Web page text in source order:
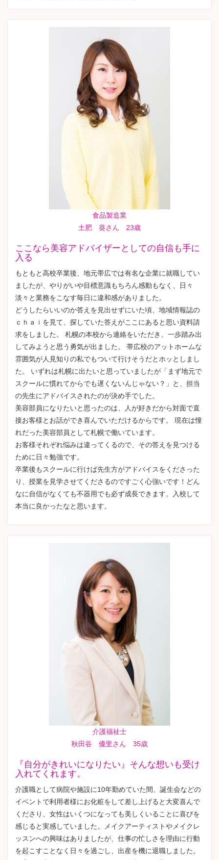
食品製造業
土肥 葵さん 23歳
ここなら美容アドバイザーとしての自信も手に
入る
もともと高校卒業後、地元帯広では有名な企業に就職してい
ましたが、やりがいや目標意識もちろん感動もなく、日々
淡々と業務をこなす毎日に違和感がありました。
どうしたらいいのか答えを見出せずにいた頃、地域情報誌の
ｃｈａｉを見て、探していた答えがここにあると思い資料請
求をしました。 札幌の本校から連絡をいただき、一歩踏み出
してみようと思う勇気が出ました。 帯広校のアットホームな
雰囲気が人見知りの私でもついて行けそうだとホッとしまし
た。 いずれは札幌に出たいと思っていましたが「まず地元で
スクールに慣れてからでも遅くないんじゃない？」と、担当
の先生にアドバイスされたのが決め手でした。
美容部員になりたいと思ったのは、人が好きだから対面で直
接お客様とお話ができ喜んでいただけるからです。 現在は憧
れだった美容部員として札幌で働いています。
お客様それぞれ悩みは違ってくるので、その答えを見つける
ために日々勉強です。
卒業後もスクールに行けば先生方がアドバイスをくださった
り、授業を見学させてくださるのですごく心強いです！どん
なに自信がなくても不器用でも必ず成長できます。入校して
本当に良かったなと思います。
介護福祉士
秋田谷 優里さん 35歳
『自分がきれいになりたい』そんな想いも受け
入れてくれます。
介護職として病院や施設に10年勤めていた間、誕生会などの
イベントで利用者様にお化粧をして差し上げると大変喜んで
くださり、女性はいくつになっても美しくいることに喜びを
感じると実感していました。メイクアーティストやメイクレ
ッスンへの興味はありましたが、仕事の忙しさを理由に行動
を起こすことなく日々を過ごし、出産を機に退職しました。